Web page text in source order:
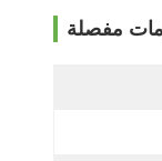
مفصلة